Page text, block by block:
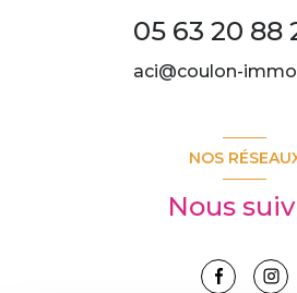
05 63 20 88
aci@coulon-
NOS
Nous